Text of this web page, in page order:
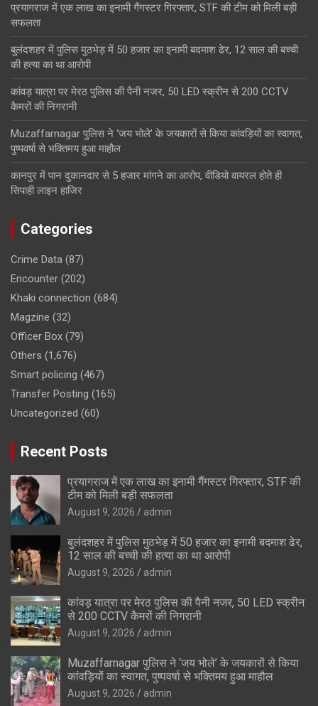
प्रयागराज में एक लाख का इनामी गैंगस्टर गिरफ्तार, STF की टीम को मिली बड़ी
सफलता
बुलंदशहर में पुलिस मुठभेड़ में 50 हजार का इनामी बदमाश ढेर, 12 साल की बच्ची
की हत्या का था आरोपी
कांवड़ यात्रा पर मेरठ पुलिस की पैनी नजर, 50 LED स्क्रीन से 200 CCTV
कैमरों की निगरानी
Muzaffarnagar पुलिस ने ‘जय भोले’ के जयकारों से किया कांवड़ियों का स्वागत,
पुष्पवर्षा से भक्तिमय हुआ माहौल
कानपुर में पान दुकानदार से 5 हजार मांगने का आरोप, वीडियो वायरल होते ही
सिपाही लाइन हाजिर
Categories
Crime Data (87)
Encounter (202)
Khaki connection (684)
Magzine (32)
Officer Box (79)
Others (1,676)
Smart policing (467)
Transfer Posting (165)
Uncategorized (60)
Recent Posts
प्रयागराज में एक लाख का इनामी गैंगस्टर गिरफ्तार, STF की
टीम को मिली बड़ी सफलता
August 9, 2026 admin
बुलंदशहर में पुलिस मुठभेड़ में 50 हजार का इनामी बदमाश ढेर,
12 साल की बच्ची की हत्या का था आरोपी
August 9, 2026 admin
कांवड़ यात्रा पर मेरठ पुलिस की पैनी नजर, 50 LED स्क्रीन
से 200 CCTV कैमरों की निगरानी
August 9, 2026 admin
Muzaffarnagar पुलिस ने ‘जय भोले’ के जयकारों से किया
कांवड़ियों का स्वागत, पुष्पवर्षा से भक्तिमय हुआ माहौल
August 9, 2026 admin